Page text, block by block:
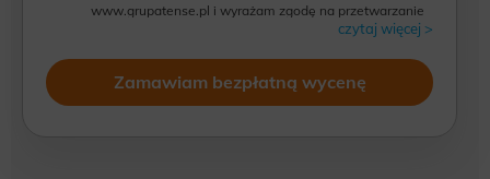
www.grupatense.pl i wyrażam zgodę na przetwarzanie
przez WeNet Group S.A., WeNet sp. z o.o., WebWave
sp. z o.o. udostępnionych przeze mnie danych
osobowych na warunkach opisanych w Zasadach.
Oświadczam, że są mi znane cele przetwarzania danych
czytaj więcej >